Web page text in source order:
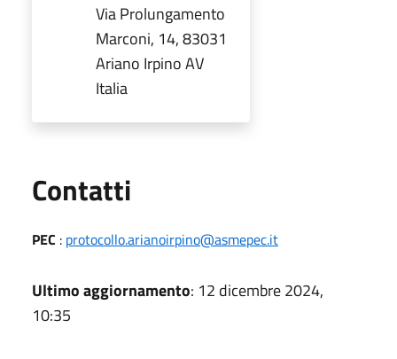
Via Prolungamento
Marconi, 14, 83031
Ariano Irpino AV
Italia
Contatti
PEC : protocollo.arianoirpino@asmepec.it
Ultimo aggiornamento: 12 dicembre 2024,
10:35